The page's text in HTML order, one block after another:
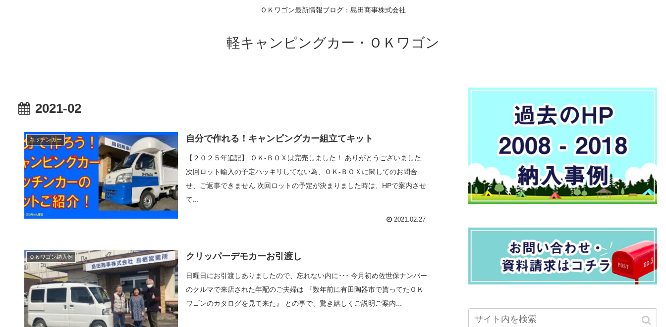
ＯＫワゴン最新情報ブログ：島田商事株式会社
軽キャンピングカー・ＯＫワゴン
2021-02
キッチンカー 自分で作れる！キャンピングカー組立てキット
【２０２５年追記】 ＯＫ-ＢＯＸは完売しました！ ありがとうございました
次回ロット輸入の予定ハッキリしてない為、ＯＫ-ＢＯＸに関してのお問合
せ、ご返事できません 次回ロットの予定が決まりました時は、HPで案内させ
て...
2021.02.27
ＯＫワゴン納入例 クリッパーデモカーお引渡し
日曜日にお引渡しありましたので、忘れない内に･･･ 今月初め佐世保ナンバー
のクルマで来店された年配のご夫婦は 『数年前に有田陶器市で貰ってたＯＫ
ワゴンのカタログを見て来た』 との事で、驚き嬉しくご説明ご案内...